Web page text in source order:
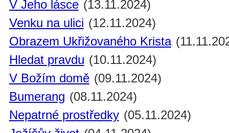
V Jeho lásce (13.11.2024)
Venku na ulici (12.11.2024)
Obrazem Ukřižovaného Krista
Hledat pravdu (10.11.2024)
V Božím domě (09.11.2024)
Bumerang (08.11.2024)
Nepatrné prostředky (05.11.2024)